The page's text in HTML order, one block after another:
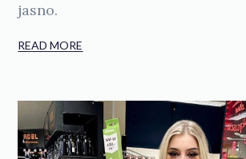
jasno.
READ MORE